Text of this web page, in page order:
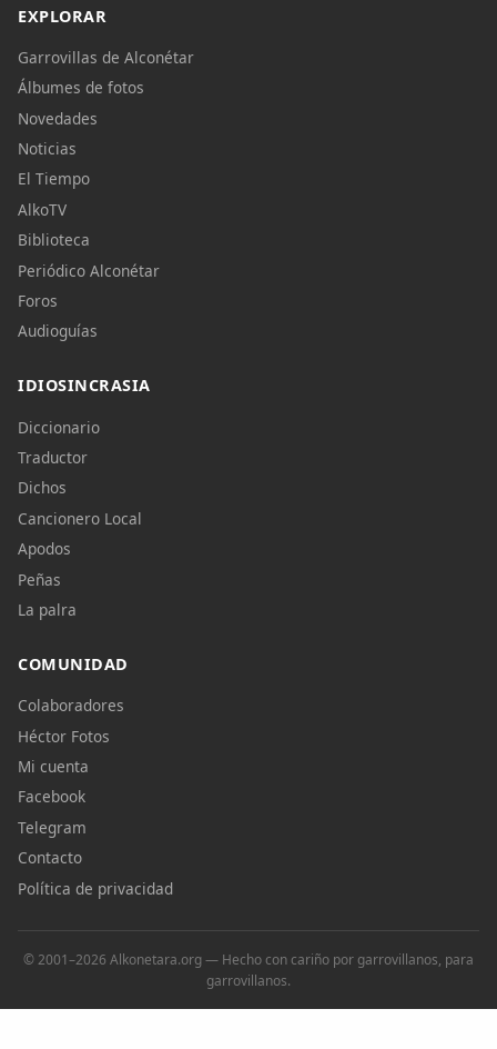
EXPLORAR
Garrovillas de Alconétar
Álbumes de fotos
Novedades
Noticias
El Tiempo
AlkoTV
Biblioteca
Periódico Alconétar
Foros
Audioguías
IDIOSINCRASIA
Diccionario
Traductor
Dichos
Cancionero Local
Apodos
Peñas
La palra
COMUNIDAD
Colaboradores
Héctor Fotos
Mi cuenta
Facebook
Telegram
Contacto
Política de privacidad
© 2001–2026 Alkonetara.org — Hecho con cariño por garrovillanos, para
garrovillanos.